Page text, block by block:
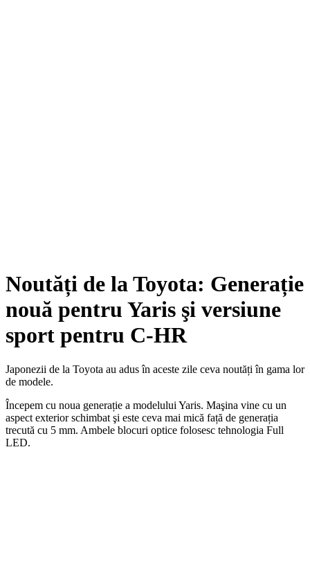
Noutăți de la Toyota: Generație
nouă pentru Yaris şi versiune
sport pentru C-HR
Japonezii de la Toyota au adus în aceste zile ceva noutăți în gama lor
de modele.
Începem cu noua generație a modelului Yaris. Maşina vine cu un
aspect exterior schimbat şi este ceva mai mică față de generația
trecută cu 5 mm. Ambele blocuri optice folosesc tehnologia Full
LED.